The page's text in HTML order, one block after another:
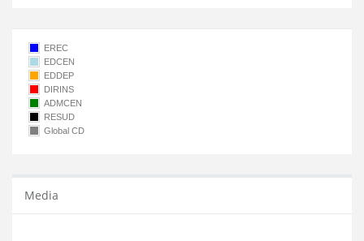
EREC
EDCEN
EDDEP
DIRINS
ADMCEN
RESUD
Global CD
Media